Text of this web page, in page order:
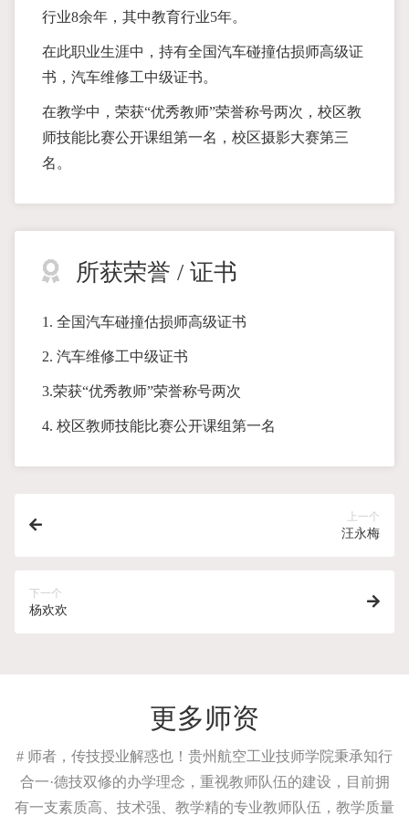
行业8余年，其中教育行业5年。
在此职业生涯中，持有全国汽车碰撞估损师高级证
书，汽车维修工中级证书。
在教学中，荣获“优秀教师”荣誉称号两次，校区教
师技能比赛公开课组第一名，校区摄影大赛第三
名。
所获荣誉 / 证书
1. 全国汽车碰撞估损师高级证书
2. 汽车维修工中级证书
3.荣获“优秀教师”荣誉称号两次
4. 校区教师技能比赛公开课组第一名
上一个
汪永梅
下一个
杨欢欢
更多师资
# 师者，传技授业解惑也！贵州航空工业技师学院秉承知行
合一·德技双修的办学理念，重视教师队伍的建设，目前拥
有一支素质高、技术强、教学精的专业教师队伍，教学质量